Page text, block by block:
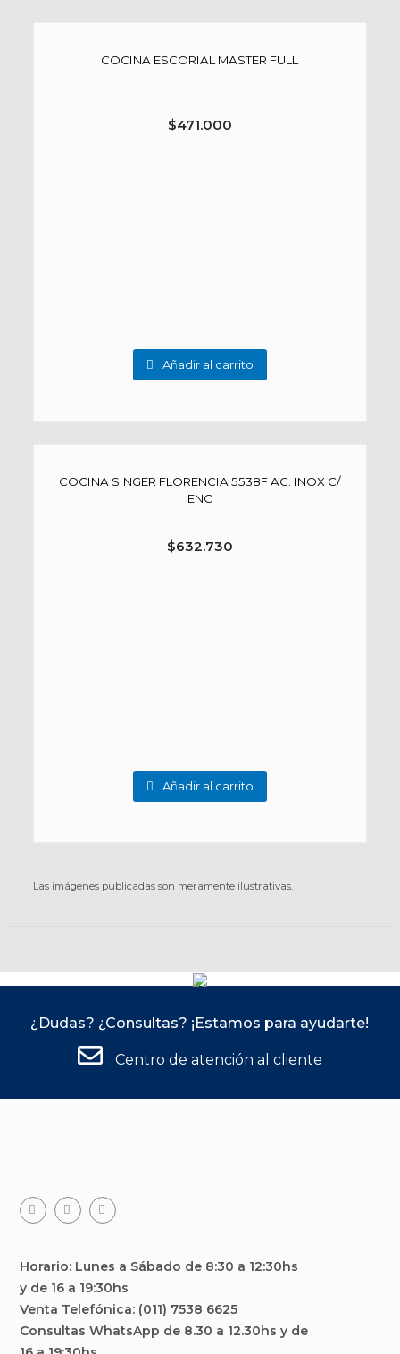
COCINA ESCORIAL MASTER FULL
$471.000
Añadir al carrito
COCINA SINGER FLORENCIA 5538F AC. INOX C/
ENC
$632.730
Añadir al carrito
Las imágenes publicadas son meramente ilustrativas.
¿Dudas? ¿Consultas? ¡Estamos para ayudarte!
Centro de atención al cliente
Horario: Lunes a Sábado de 8:30 a 12:30hs
y de 16 a 19:30hs
Venta Telefónica: (011) 7538 6625
Consultas WhatsApp de 8.30 a 12.30hs y de